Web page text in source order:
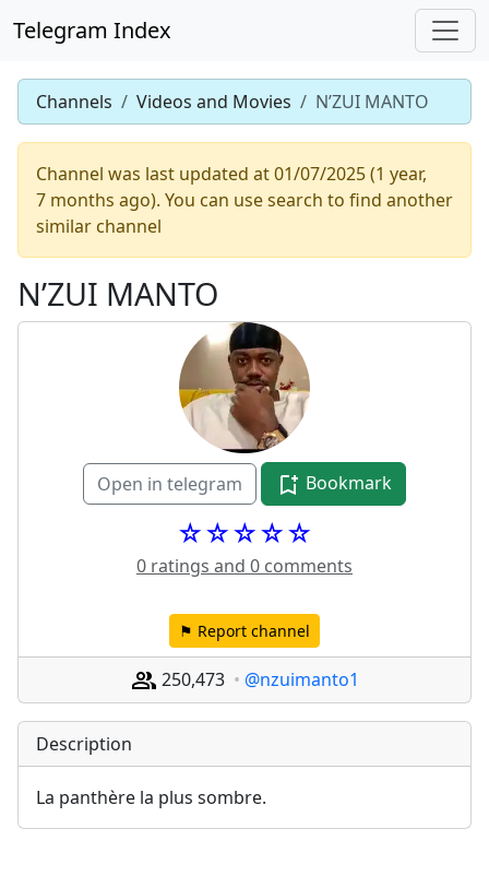
Telegram Index
Channels Videos and Movies N’ZUI MANTO
Channel was last updated at 01/07/2025 (1 year,
7 months ago). You can use search to find another
similar channel
N’ZUI MANTO
Open in telegram Bookmark
☆☆☆☆☆
0 ratings and 0 comments
⚑ Report channel
250,473 @nzuimanto1
Description
La panthère la plus sombre.